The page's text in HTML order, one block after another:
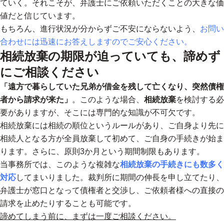
ていく。それこそが、弁護士にご依頼いただくことの大きな価
値だと信じています。
もちろん、進行状況が分からずご不安にならないよう、 お問い
合わせには迅速にお答えしますのでご安心ください。
相続放棄の期限が迫っていても、諦めず
にご相談ください
「遠方で暮らしていた兄弟が借金を残して亡くなり、突然債権
者から請求が来た」 。このような場合、 相続放棄を検討する必
要がありますが、そこには専門的な知識が不可欠です。
相続放棄には相続の順位というルールがあり、ご自身より先に
相続人となる方が全員放棄して初めて、ご自身の手続きが始ま
ります。さらに、原則3か月という期間制限もあります。
当事務所では、このような複雑な相続放棄の手続きにも数多く
対応してまいりました。裁判所に期間の伸長を申し立てたり、
弁護士が窓口となって債権者と交渉し、ご依頼者様への直接の
請求を止めたりすることも可能です。
諦めてしまう前に、まずは一度ご相談ください。